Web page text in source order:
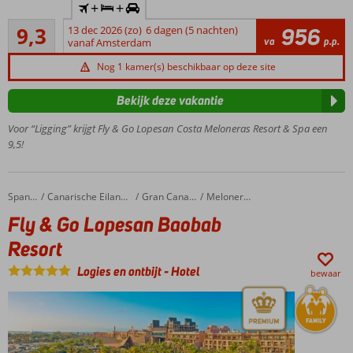
Een top
hotel op
toplocatie!
Spa"
van
tropische
zwembaden
Ook te
boeken
o.b.v.
Halfpension
9,3
Uitstekend
346
beoordelingen
+ +
13 dec 2026 (zo) 6 dagen (5 nachten)
vanaf Amsterdam
va 956 p.p.
Nog 1 kamer(s) beschikbaar op deze site
Voor “Ligging” krijgt Fly & Go Lopesan Costa Meloneras Resort & Spa een
9,5!
Bekijk deze vakantie
Home Spanje Canarische Eilanden Gran Canaria Meloneras
Fly & Go Lopesan Baobab Resort
Fly & Go Lopesan Baobab
Resort
Logies en ontbijt-Hotel bewaar